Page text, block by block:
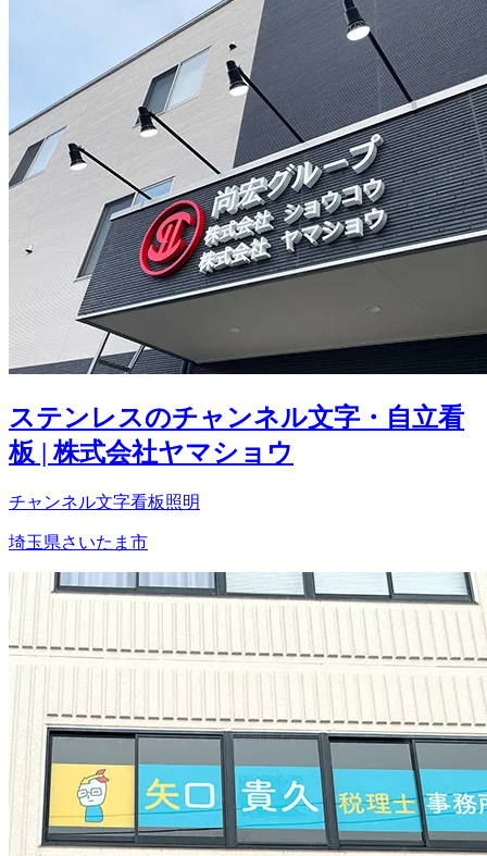
ステンレスのチャンネル文字・自立看
板 | 株式会社ヤマショウ
チャンネル文字看板照明
埼玉県さいたま市